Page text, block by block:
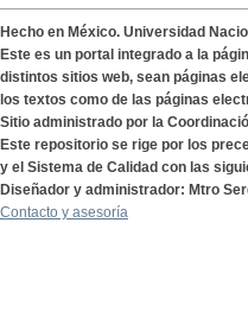
Hecho en México. Universidad
Este es un portal integrado a la
distintos sitios web, sean páginas
los textos como de las páginas
Sitio administrado por la
Este repositorio se rige por los
y el Sistema de Calidad con las
Diseñador y administrador: Mtro
Contacto y asesoría